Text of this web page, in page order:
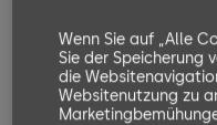
Wenn Sie auf „Alle
Sie der Speicherung
die
Websitenutzung zu